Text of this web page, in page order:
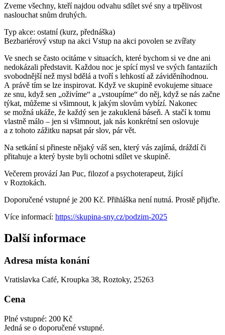
Zveme všechny, kteří najdou odvahu sdílet své sny a trpělivost
naslouchat snům druhých.
Typ akce: ostatní (kurz, přednáška)
Bezbariérový vstup na akci Vstup na akci povolen se zvířaty
Ve snech se často ocitáme v situacích, které bychom si ve dne ani
nedokázali představit. Každou noc je spící mysl ve svých fantaziích
svobodnější než mysl bdělá a tvoří s lehkostí až záviděníhodnou.
A právě tím se lze inspirovat. Když ve skupině evokujeme situace
ze snu, když sen „oživíme“ a „vstoupíme“ do něj, když se nás začne
týkat, můžeme si všimnout, k jakým slovům vybízí. Nakonec
se možná ukáže, že každý sen je zakuklená báseň. A stačí k tomu
vlastně málo – jen si všimnout, jak nás konkrétní sen oslovuje
a z tohoto zážitku napsat pár slov, pár vět.
Na setkání si přineste nějaký váš sen, který vás zajímá, dráždí či
přitahuje a který byste byli ochotni sdílet ve skupině.
Večerem provází Jan Puc, filozof a psychoterapeut, žijící
v Roztokách.
Doporučené vstupné je 200 Kč. Přihláška není nutná. Prostě přijďte.
Více informací: https://skupina-sny.cz/podzim-2025
Další informace
Adresa místa konání
Vratislavka Café, Kroupka 38, Roztoky, 25263
Cena
Plné vstupné: 200 Kč
Jedná se o doporučené vstupné.